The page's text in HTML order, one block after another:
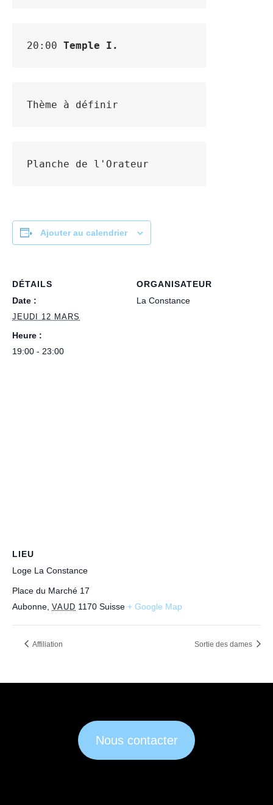
20:00 Temple I.
Thème à définir
Planche de l'Orateur
Ajouter au calendrier
DÉTAILS
Date :
JEUDI 12 MARS
Heure :
19:00 - 23:00
ORGANISATEUR
La Constance
LIEU
Loge La Constance
Place du Marché 17
Aubonne VAUD 1170 Suisse + Google Map
Affiliation Sortie des dames
Nous contacter